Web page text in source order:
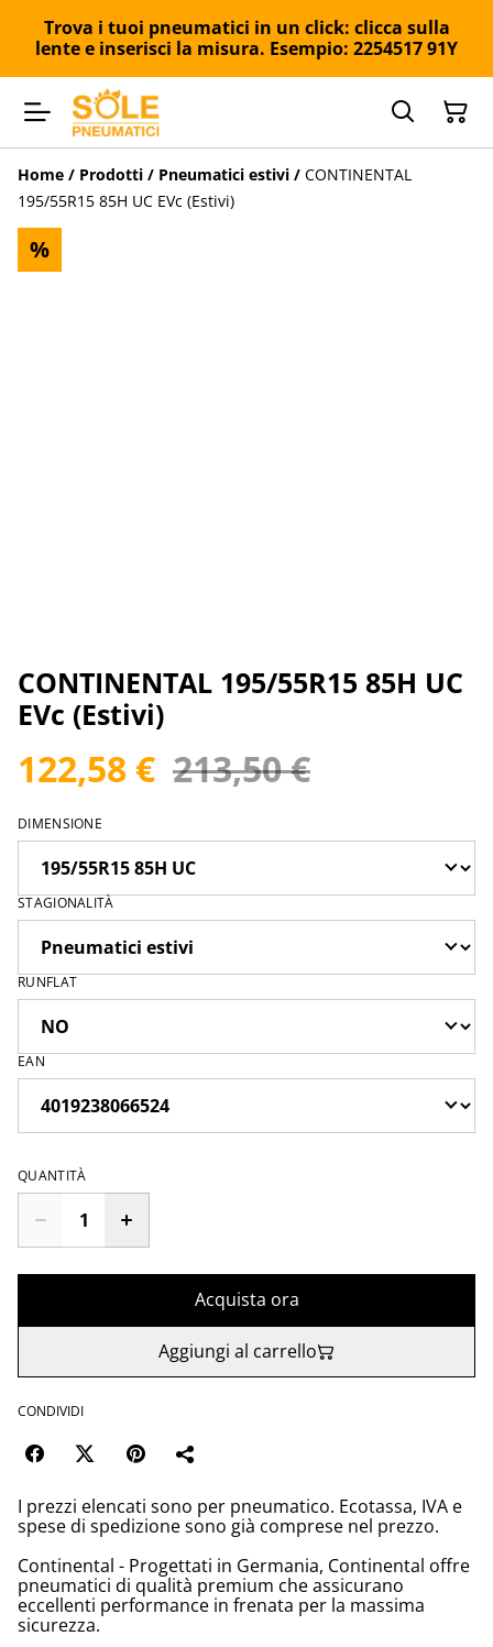
Trova i tuoi pneumatici in un click: clicca sulla
lente e inserisci la misura. Esempio: 2254517 91Y
Home / Prodotti / Pneumatici estivi / CONTINENTAL
195/55R15 85H UC EVc (Estivi)
%
CONTINENTAL 195/55R15 85H UC
EVc (Estivi)
122,58 € 213,50 €
DIMENSIONE
STAGIONALITÀ
RUNFLAT
EAN
QUANTITÀ
Acquista ora
Aggiungi al carrello
CONDIVIDI
I prezzi elencati sono per pneumatico. Ecotassa, IVA e
spese di spedizione sono già comprese nel prezzo.
Continental - Progettati in Germania, Continental offre
pneumatici di qualità premium che assicurano
eccellenti performance in frenata per la massima
sicurezza.